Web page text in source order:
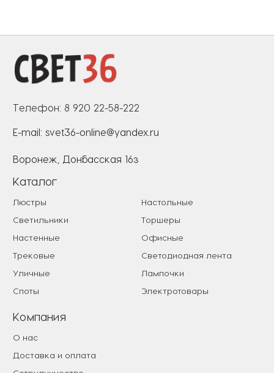
Телефон: 8 920 22-58-222
E-mail: svet36-online@yandex.ru
Воронеж, Донбасская 16з
Каталог
Люстры
Светильники
Настенные
Трековые
Уличные
Споты
Настольные
Торшеры
Офисные
Светодиодная лента
Лампочки
Электротовары
Компания
О нас
Доставка и оплата